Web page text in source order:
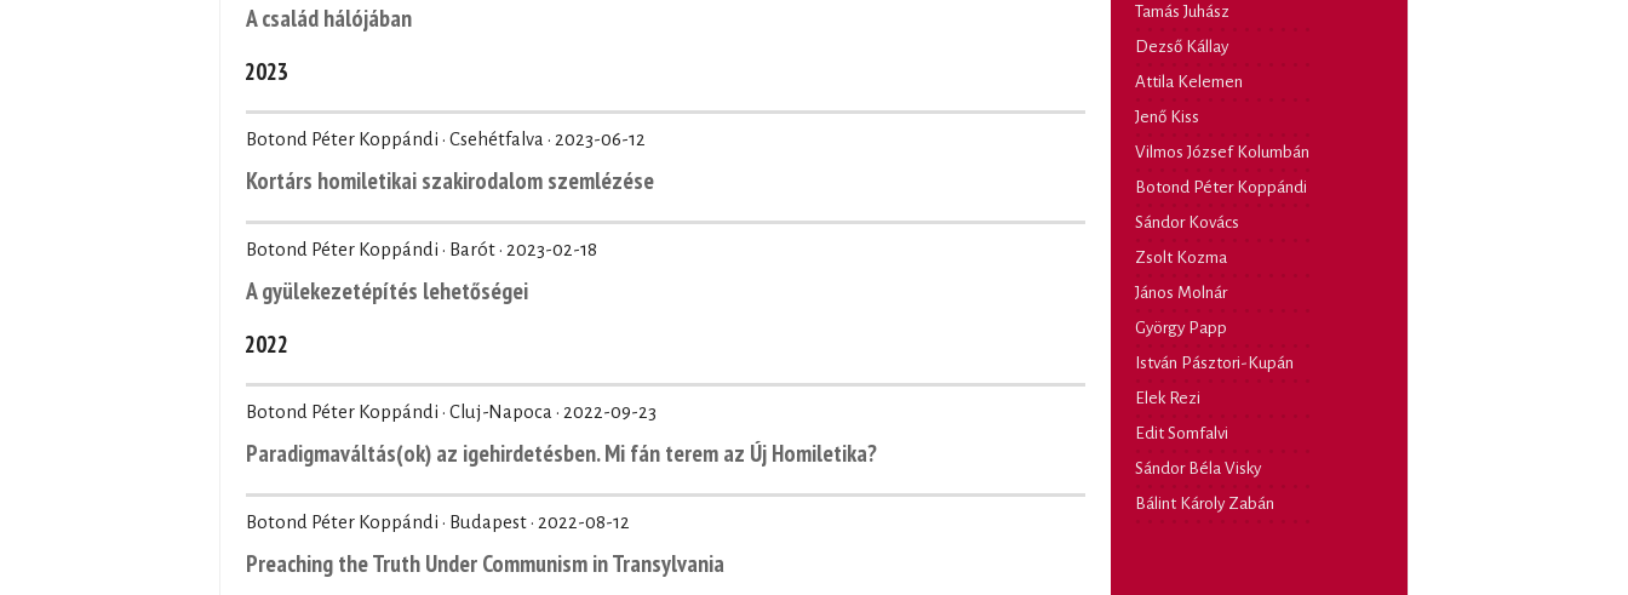
A család hálójában
2023
Botond Péter Koppándi · Csehétfalva · 2023-06-12
Kortárs homiletikai szakirodalom szemlézése
Botond Péter Koppándi · Barót · 2023-02-18
A gyülekezetépítés lehetőségei
2022
Botond Péter Koppándi · Cluj-Napoca · 2022-09-23
Paradigmaváltás(ok) az igehirdetésben. Mi fán terem az Új Homiletika?
Botond Péter Koppándi · Budapest · 2022-08-12
Preaching the Truth Under Communism in Transylvania
Tamás Juhász
Dezső Kállay
Attila Kelemen
Jenő Kiss
Vilmos József Kolumbán
Botond Péter Koppándi
Sándor Kovács
Zsolt Kozma
János Molnár
György Papp
István Pásztori-Kupán
Elek Rezi
Edit Somfalvi
Sándor Béla Visky
Bálint Károly Zabán